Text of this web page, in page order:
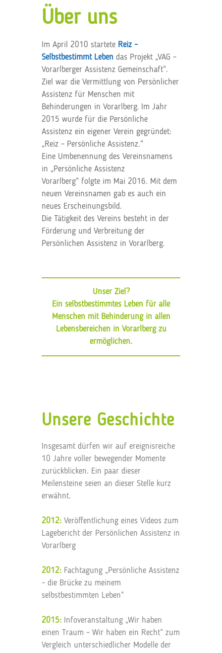
Über uns
Im April 2010 startete Reiz –
Selbstbestimmt Leben das Projekt „VAG –
Vorarlberger Assistenz Gemeinschaft“.
Ziel war die Vermittlung von Persönlicher
Assistenz für Menschen mit
Behinderungen in Vorarlberg. Im Jahr
2015 wurde für die Persönliche
Assistenz ein eigener Verein gegründet:
„Reiz – Persönliche Assistenz.“
Eine Umbenennung des Vereinsnamens
in „Persönliche Assistenz
Vorarlberg“ folgte im Mai 2016. Mit dem
neuen Vereinsnamen gab es auch ein
neues Erscheinungsbild.
Die Tätigkeit des Vereins besteht in der
Förderung und Verbreitung der
Persönlichen Assistenz in Vorarlberg.
Unser Ziel?
Ein selbstbestimmtes Leben für alle
Menschen mit Behinderung in allen
Lebensbereichen in Vorarlberg zu
ermöglichen.
Unsere Geschichte
Insgesamt dürfen wir auf ereignis­reiche
10 Jahre voller bewegender Momente
zurückblicken. Ein paar dieser
Meilensteine seien an dieser Stelle kurz
erwähnt.
2012: Veröffentlichung eines Videos zum
Lagebericht der Persönlichen Assistenz in
Vorarlberg
2012: Fachtagung „Persönliche Assistenz
– die Brücke zu meinem
selbstbestimmten Leben“
2015: Infoveranstaltung „Wir haben
einen Traum – Wir haben ein Recht“ zum
Vergleich unterschiedlicher Modelle der